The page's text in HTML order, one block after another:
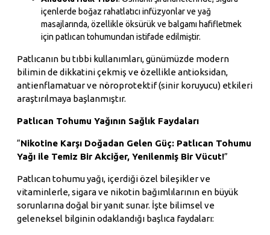
içenlerde boğaz rahatlatıcı infüzyonlar ve yağ
masajlarında, özellikle öksürük ve balgamı hafifletmek
için patlıcan tohumundan istifade edilmiştir.
Patlıcanın bu tıbbi kullanımları, günümüzde modern
bilimin de dikkatini çekmiş ve özellikle antioksidan,
antienflamatuar ve nöroprotektif (sinir koruyucu) etkileri
araştırılmaya başlanmıştır.
Patlıcan Tohumu Yağının Sağlık Faydaları
“Nikotine Karşı Doğadan Gelen Güç: Patlıcan Tohumu
Yağı ile Temiz Bir Akciğer, Yenilenmiş Bir Vücut!”
Patlıcan tohumu yağı, içerdiği özel bileşikler ve
vitaminlerle, sigara ve nikotin bağımlılarının en büyük
sorunlarına doğal bir yanıt sunar. İşte bilimsel ve
geleneksel bilginin odaklandığı başlıca faydaları: